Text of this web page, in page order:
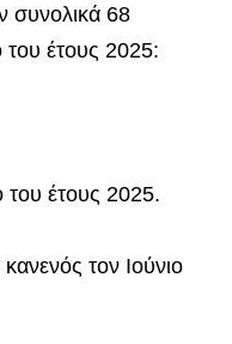
συνολικά 68
του έτους 2025:
του έτους 2025.
τον Ιούνιο